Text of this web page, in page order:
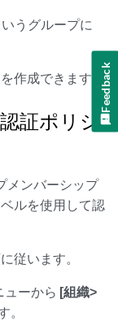
いうグループに
作成できます。
証ポリシ
メンバーシップ
ルを使用して認
従います。
ューから [組織>
。
Feedback